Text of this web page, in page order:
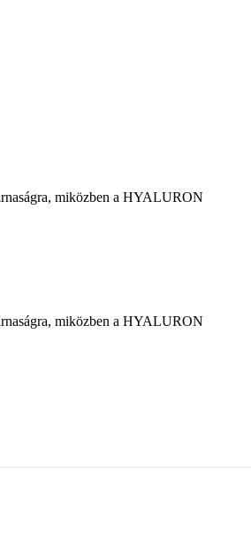
miközben a HYALURON
miközben a HYALURON